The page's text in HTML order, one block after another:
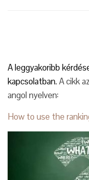
A leggyakoribb
kapcsolatban.A cikk
angol nyelven:
How to use the